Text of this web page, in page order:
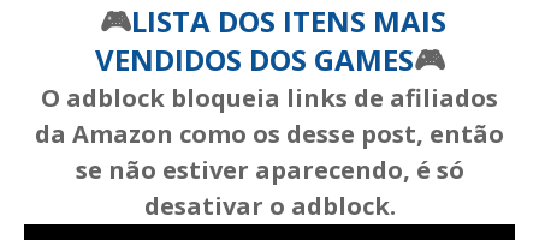
🎮LISTA DOS ITENS MAIS
VENDIDOS DOS GAMES🎮
O adblock bloqueia links de afiliados
da Amazon como os desse post, então
se não estiver aparecendo, é só
desativar o adblock.